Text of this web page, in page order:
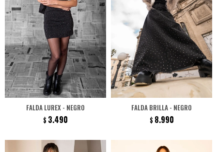
FALDA LUREX - NEGRO
$ 3.490
FALDA BRILLA - NEGRO
$ 8.990